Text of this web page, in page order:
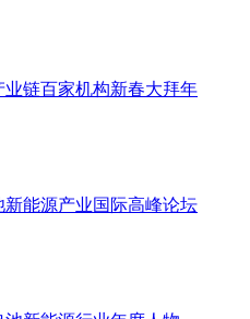
业链百家机构新春大拜年
能源产业国际高峰论坛